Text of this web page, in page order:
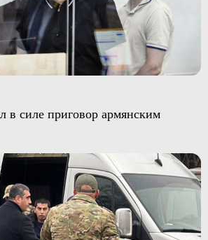
в силе приговор армянским